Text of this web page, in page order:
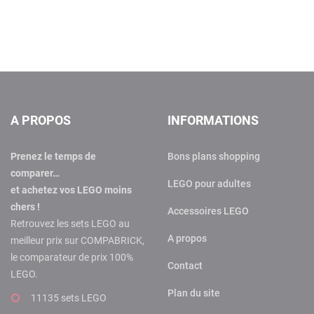
A PROPOS
Prenez le temps de
comparer…
et achetez vos LEGO moins
chers !
Retrouvez les sets LEGO au
meilleur prix sur COMPABRICK,
le comparateur de prix 100%
LEGO.
11135 sets LEGO
INFORMATIONS
Bons plans shopping
LEGO pour adultes
Accessoires LEGO
A propos
Contact
Plan du site